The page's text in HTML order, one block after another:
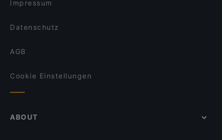
Impressum
Datenschutz
AGB
Cookie Einstellungen
ABOUT